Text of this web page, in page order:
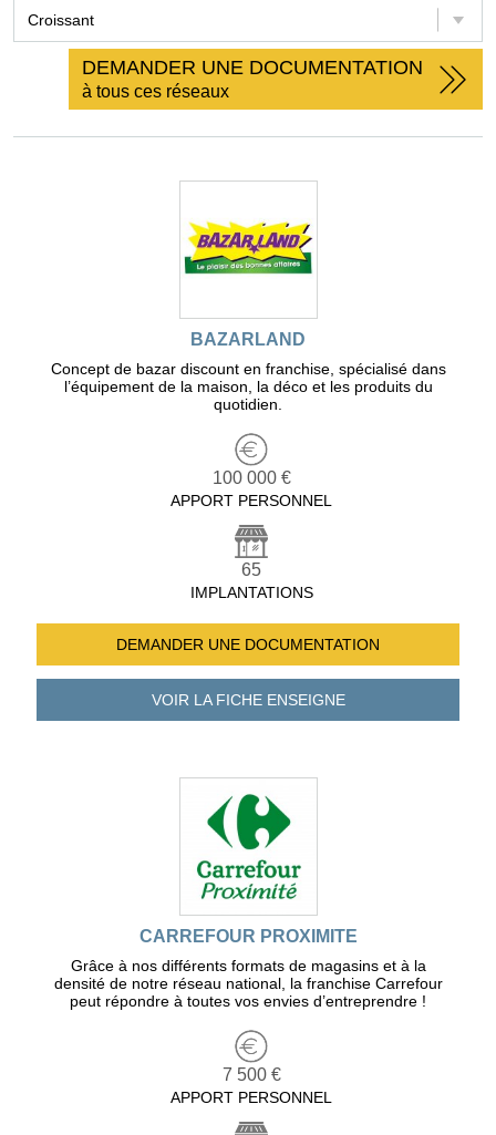
DEMANDER UNE DOCUMENTATION
à tous ces réseaux
BAZARLAND
Concept de bazar discount en franchise, spécialisé dans
l’équipement de la maison, la déco et les produits du
quotidien.
100 000 €
APPORT PERSONNEL
65
IMPLANTATIONS
DEMANDER UNE DOCUMENTATION
VOIR LA FICHEENSEIGNE
CARREFOUR PROXIMITE
Grâce à nos différents formats de magasins et à la
densité de notre réseau national, la franchise Carrefour
peut répondre à toutes vos envies d’entreprendre !
7 500 €
APPORT PERSONNEL